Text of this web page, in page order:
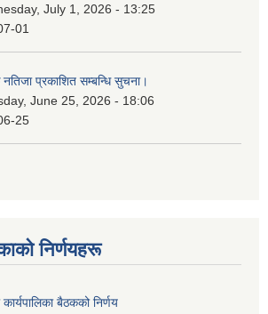
July 1, 2026 - 13:25
01
नतिजा प्रकाशित सम्बन्धि सुचना।
June 25, 2026 - 18:06
25
निर्णयहरू
बैठकको निर्णय